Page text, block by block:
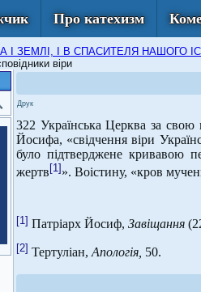
Про катехизм
І ЗЕМЛІ, І В СПАСИТЕЛЯ
віри
Друк
322 Українська Церква за свою
Йосифа, «свідчення віри
було підтверджене кривавою
жертв [1] ». Воістину, «кров
[1] Патріарх Йосиф, Завіщання
[2] Тертуліан, Апологія, 50.